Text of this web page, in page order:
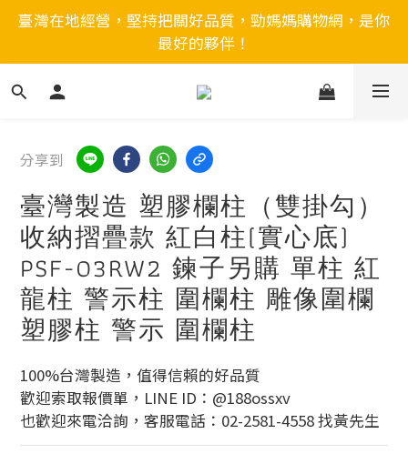
臺灣在地經營，堅持把關好品質，勁媽媽購物網，是你
最好的夥伴！
分享到
臺灣製造 塑膠欄柱（雙掛勾）
收納摺疊款 紅白柱(實心底)
PSF-03RW2 鍊子另購 單柱 紅
龍柱 警示柱 圍欄柱 雕像圍欄
塑膠柱 警示 圍欄柱
100%台灣製造，值得信賴的好品質
歡迎索取報價單，LINE ID：@188ossxv
也歡迎來電洽詢，客服電話：02-2581-4558 找黃先生